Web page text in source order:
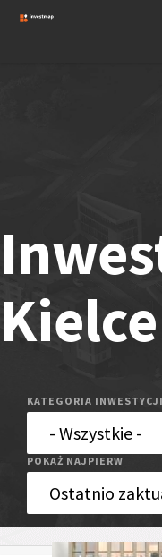
Kielce
KATEGORIA INWESTYCJI
POKAŻ NAJPIERW